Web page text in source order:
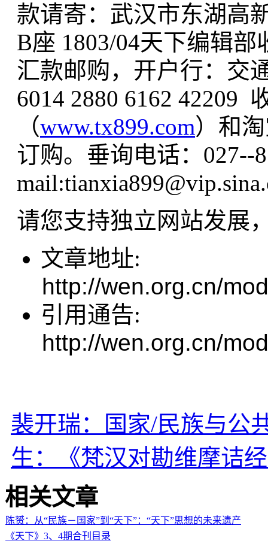
款请寄：武汉市东湖高
B座 1803/04天下编辑
汇款邮购，开户行：交
6014 2880 6162 42209
（www.tx899.com）和
订购。垂询电话：027--
请您支持独立网站发展
文章地址:
http://wen.org.cn/
引用通告:
http://wen.org.cn/
裴开瑞：国家/民族与公
生：《梵汉对勘维摩诘
相关文章
陈赟：从“民族－国家”到“天下”：“天下”思想的未来遗产
《天下》3、4期合刊目录